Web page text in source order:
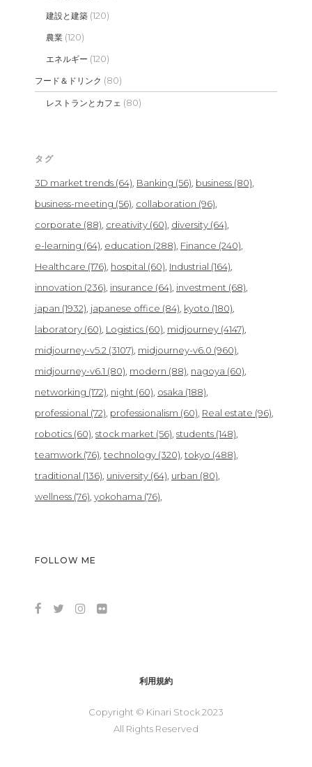
建設と建築 (120)
農業 (120)
エネルギー (120)
フード＆ドリンク (80)
レストランとカフェ (80)
タグ
3D market trends (64) Banking (56) business (80)
business-meeting (56) collaboration (96)
corporate (88) creativity (60) diversity (64)
e-learning (64) education (288) Finance (240)
Healthcare (176) hospital (60) Industrial (164)
innovation (236) insurance (64) investment (68)
japan (1932) japanese office (84) kyoto (180)
laboratory (60) Logistics (60) midjourney (4147)
midjourney-v5.2 (3107) midjourney-v6.0 (960)
midjourney-v6.1 (80) modern (88) nagoya (60)
networking (172) night (60) osaka (188)
professional (72) professionalism (60) Real estate (96)
robotics (60) stock market (56) students (148)
teamwork (76) technology (320) tokyo (488)
traditional (136) university (64) urban (80)
wellness (76) yokohama (76)
FOLLOW ME
利用規約
Copyright © Kinari Stock 2023
All Rights Reserved